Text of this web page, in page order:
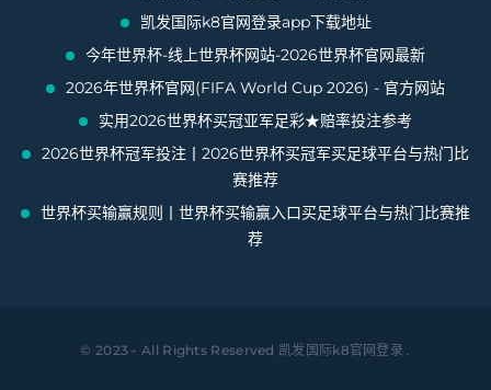
凯发国际k8官网登录app下载地址
今年世界杯-线上世界杯网站-2026世界杯官网最新
2026年世界杯官网(FIFA World Cup 2026) - 官方网站
实用2026世界杯买冠亚军足彩★赔率投注参考
2026世界杯冠军投注丨2026世界杯买冠军买足球平台与热门比
赛推荐
世界杯买输赢规则丨世界杯买输赢入口买足球平台与热门比赛推
荐
© 2023 - All Rights Reserved 凯发国际k8官网登录 .